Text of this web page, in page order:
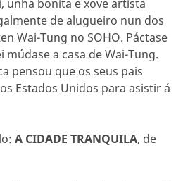
unha bonita e xove artista
de alugueiro nun dos
Wai-Tung no SOHO. Páctase
múdase a casa de Wai-Tung.
pensou que os seus pais
Estados Unidos para asistir á
A CIDADE TRANQUILA, de